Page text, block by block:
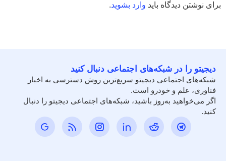
برای نوشتن دیدگاه باید وارد بشوید.
دیجیتو را در شبکه‌های اجتماعی دنبال کنید
شبکه‌های اجتماعی دیجیتو سریع‌ترین روش دسترسی به اخبار
فناوری، علم و خودرو است.
اگر می‌خواهید به‌روز باشید، شبکه‌های اجتماعی دیجیتو را دنبال
کنید.